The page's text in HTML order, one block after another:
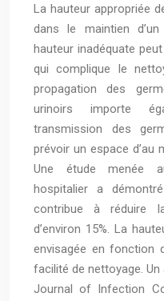
La hauteur appropriée
dans le maintien d’un
hauteur inadéquate
qui complique le
propagation des
urinoirs importe
transmission des
prévoir un espace d’au
Une étude menée
hospitalier a
contribue à réduire
d’environ 15%. La
envisagée en fonction
facilité de nettoyage.
Journal of Infection